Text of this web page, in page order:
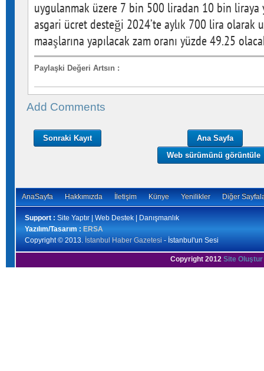
uygulanmak üzere 7 bin 500 liradan 10 bin liraya
asgari ücret desteği 2024’te aylık 700 lira olarak
maaşlarına yapılacak zam oranı yüzde 49.25
Paylaşki Değeri Artsın :
Add Comments
Sonraki Kayıt
Ana Sayfa
Web sürümünü görüntüle
AnaSayfa Hakkımızda İletişim Künye Yenilikler Diğer
Support : Site Yaptır | Web Destek | Danışmanlık
Yazılım/Tasarım : ERSA
Copyright © 2013. İstanbul Haber Gazetesi - İstanbul'un Sesi
Copyright 2012 Site Oluştur